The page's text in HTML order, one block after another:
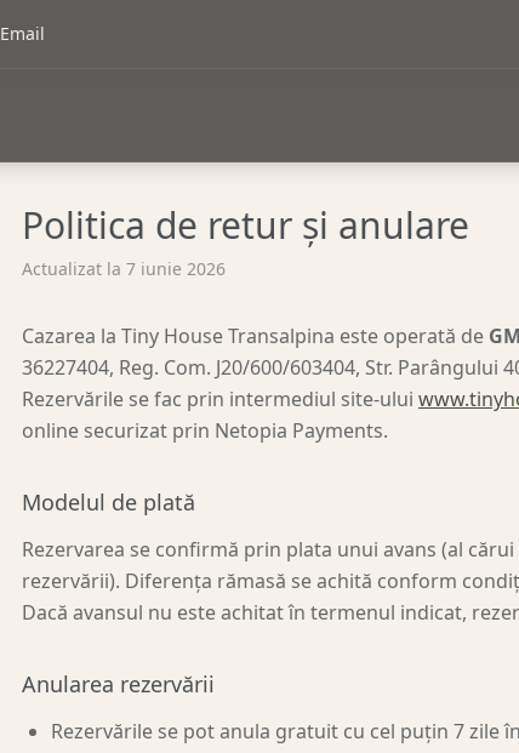
Email
Politica de retur și anulare
Actualizat la 7 iunie 2026
Cazarea la Tiny House Transalpina este operată de
36227404, Reg. Com. J20/600/603404, Str. Parângului
Rezervările se fac prin intermediul site-ului
online securizat prin Netopia Payments.
Modelul de plată
Rezervarea se confirmă prin plata unui avans (al
rezervării). Diferența rămasă se achită conform
Dacă avansul nu este achitat în termenul indicat,
Anularea rezervării
Rezervările se pot anula gratuit cu cel puțin 7 zile